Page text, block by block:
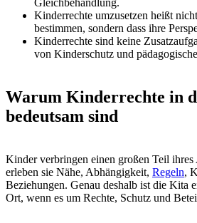
Kinder lernen, ihre Bedürfnisse zu äußern,
Hilfe zu suchen. Kinderrechte sind damit
von Prävention und Schutz.
verständlich erklärt
der UN-Kinderrechtskonvention
verbindlich gilt. Damit sind sie auch für
unabhängig davon, ob sie kommunal,
sind.